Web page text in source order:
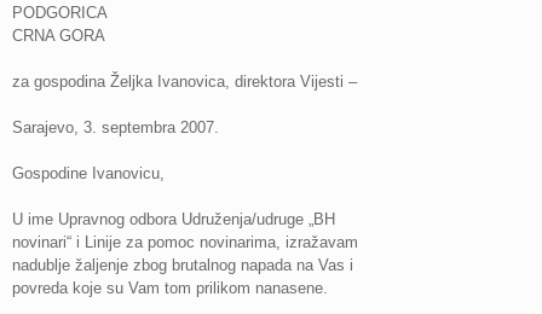
PODGORICA
CRNA GORA
za gospodina Željka Ivanovica, direktora Vijesti –
Sarajevo, 3. septembra 2007.
Gospodine Ivanovicu,
U ime Upravnog odbora Udruženja/udruge „BH
novinari“ i Linije za pomoc novinarima, izražavam
nadublje žaljenje zbog brutalnog napada na Vas i
povreda koje su Vam tom prilikom nanasene.